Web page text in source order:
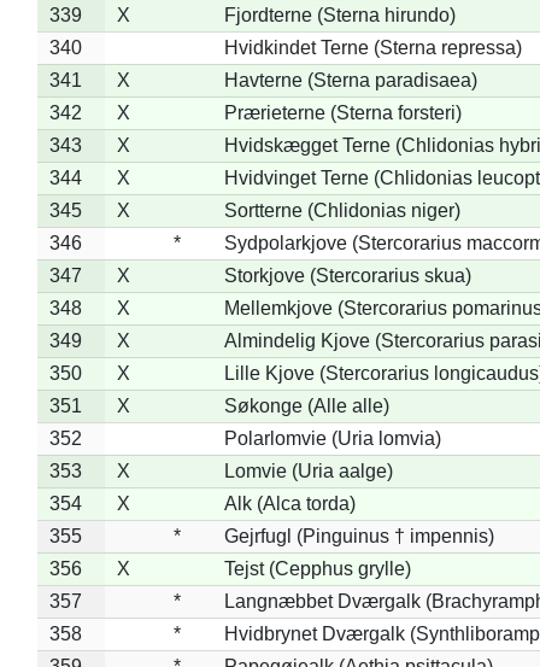
339
X
Fjordterne (Sterna hirundo)
340
Hvidkindet Terne (Sterna repressa)
341
X
Havterne (Sterna paradisaea)
342
X
Prærieterne (Sterna forsteri)
343
X
Hvidskægget Terne (Chlidonias
344
X
Hvidvinget Terne (Chlidonias
345
X
Sortterne (Chlidonias niger)
346
*
Sydpolarkjove (Stercorarius
347
X
Storkjove (Stercorarius skua)
348
X
Mellemkjove (Stercorarius
349
X
Almindelig Kjove (Stercorarius
350
X
Lille Kjove (Stercorarius
351
X
Søkonge (Alle alle)
352
Polarlomvie (Uria lomvia)
353
X
Lomvie (Uria aalge)
354
X
Alk (Alca torda)
355
*
Gejrfugl (Pinguinus † impennis)
356
X
Tejst (Cepphus grylle)
357
*
Langnæbbet Dværgalk
358
*
Hvidbrynet Dværgalk